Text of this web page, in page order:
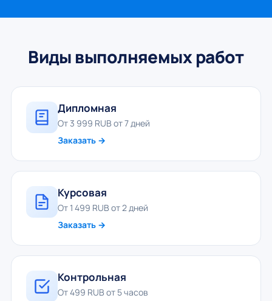
Виды выполняемых работ
Дипломная
От 3 999 RUB от 7 дней
Заказать →
Курсовая
От 1 499 RUB от 2 дней
Заказать →
Контрольная
От 499 RUB от 5 часов